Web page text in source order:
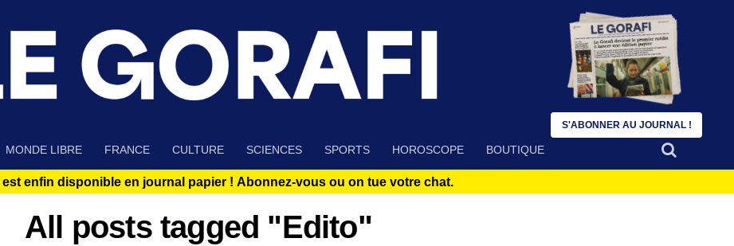
MONDE LIBRE FRANCE CULTURE SCIENCES SPORTS HOROSCOPE BOUTIQUE
est enfin disponible en journal papier ! Abonnez-vous ou on tue votre chat.
All posts tagged "Edito"
S'ABONNER AU JOURNAL !